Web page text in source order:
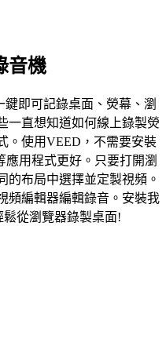
音機
即可記錄桌面、熒幕、瀏
一直想知道如何線上錄製熒
。使用VEED，不需要安裝
應用程式更好。只要打開瀏
的布局中選擇並定製視頻。
頻編輯器編輯錄音。安裝我
從瀏覽器錄製桌面!